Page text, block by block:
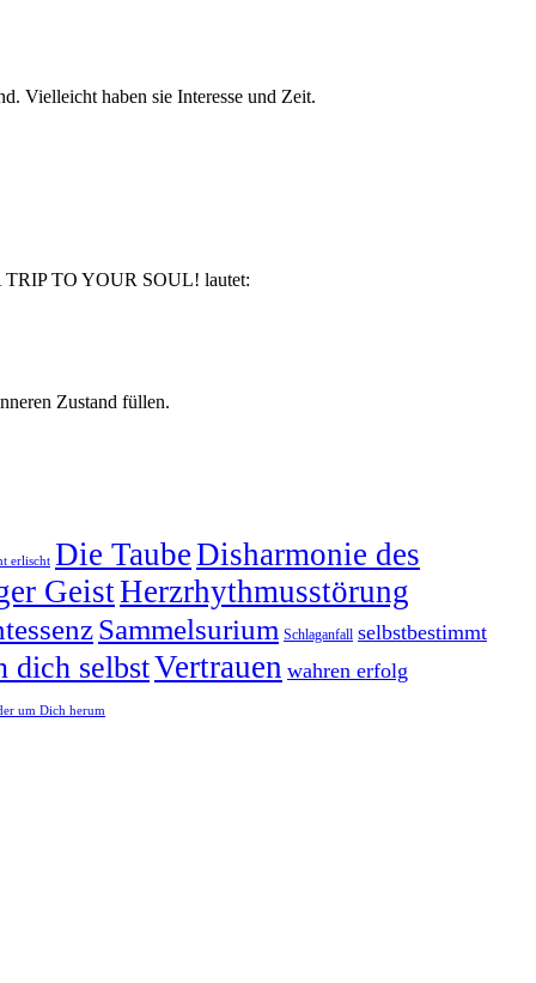
Vielleicht haben sie Interesse und Zeit.
TRIP TO YOUR SOUL! lautet:
Zustand füllen.
erlischt Die TaubeDisharmonie des
GeistHerzrhythmusstörung
Sammelsurium Schlaganfall selbstbestimmt
dich selbstVertrauen wahren erfolg
um Dich herum